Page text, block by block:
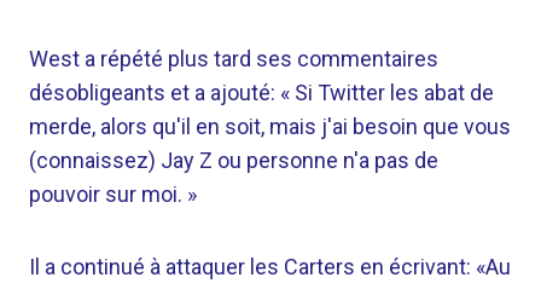
West a répété plus tard ses commentaires
désobligeants et a ajouté: « Si Twitter les abat de
merde, alors qu'il en soit, mais j'ai besoin que vous
(connaissez) Jay Z ou personne n'a pas de
pouvoir sur moi. »
Il a continué à attaquer les Carters en écrivant: «Au